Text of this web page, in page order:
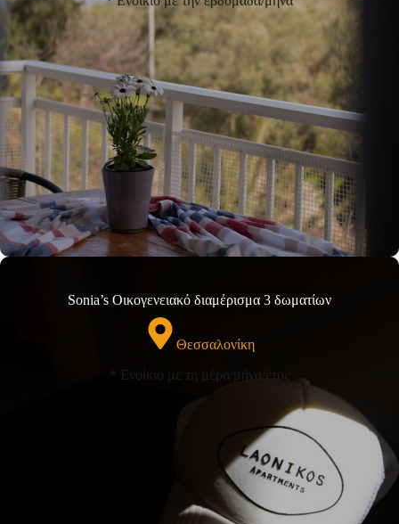
Sonia’s Οικογενειακό διαμέρισμα 3 δωματίων
Θεσσαλονίκη
* Ενοίκιο με τη μέρα/μήνα/έτος